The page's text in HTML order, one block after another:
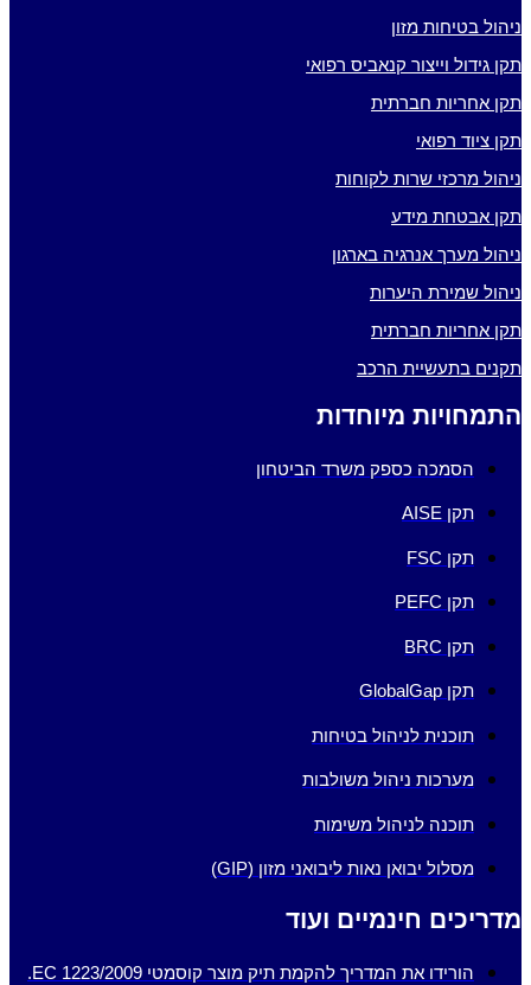
ניהול בטיחות מזון
תקן גידול וייצור קנאביס רפואי
תקן אחריות חברתית
תקן ציוד רפואי
ניהול מרכזי שרות לקוחות
תקן אבטחת מידע
ניהול מערך אנרגיה בארגון
ניהול שמירת היערות
תקן אחריות חברתית
תקנים בתעשיית הרכב
התמחויות מיוחדות
הסמכה כספק משרד הביטחון
תקן AISE
תקן FSC
תקן PEFC
תקן BRC
תקן GlobalGap
תוכנית לניהול בטיחות
מערכות ניהול משולבות
תוכנה לניהול משימות
מסלול יבואן נאות ליבואני מזון (GIP)
מדריכים חינמיים ועוד
הורידו את המדריך להקמת תיק מוצר קוסמטי EC 1223/2009.